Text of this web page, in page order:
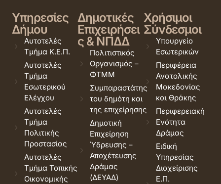
Υπηρεσίες
Δήμου
Αυτοτελές
Τμήμα Κ.Ε.Π.
Αυτοτελές
Τμήμα
Εσωτερικού
Ελέγχου
Αυτοτελές
Τμήμα
Πολιτικής
Προστασίας
Αυτοτελές
Τμήμα Τοπικής
Οικονομικής
Δημοτικές
Επιχειρήσει
ς & ΝΠΔΔ
Πολιτιστικός
Οργανισμός –
ΦΤΜΜ
Συμπαραστάτης
του δημότη και
της επιχείρησης
Δημοτική
Επιχείρηση
Ύδρευσης –
Αποχέτευσης
Δράμας
(ΔΕΥΑΔ)
Χρήσιμοι
Σύνδεσμοι
Υπουργείο
Εσωτερικών
Περιφέρεια
Ανατολικής
Μακεδονίας
και Θράκης
Περιφερειακή
Ενότητα
Δράμας
Ειδική
Υπηρεσίας
Διαχείρισης
Ε.Π.